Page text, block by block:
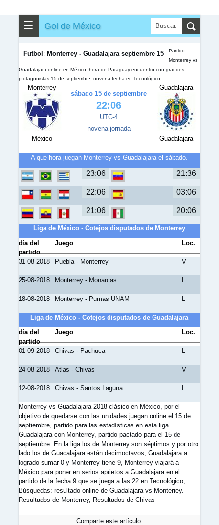
☰ Gol de México
Futbol: Monterrey - Guadalajara septiembre 15
Partido
Monterrey vs
Guadalajara online en México, hora de Paraguay encuentro con grandes
protagonistas 15 de septiembre, novena fecha en Tecnológico
Monterrey
México
sábado 15 de septiembre
22:06
UTC-4
novena jornada
Guadalajara
Guadalajara
A que hora juegan Monterrey vs Guadalajara el sábado.
23:06 21:36
22:06 03:06
21:06 20:06
Liga de México - Cotejos disputados de Monterrey
día del
partido
Juego Loc.
31-08-2018 Puebla - Monterrey V
25-08-2018 Monterrey - Monarcas L
18-08-2018 Monterrey - Pumas UNAM L
Liga de México - Cotejos disputados de Guadalajara
día del
partido
Juego Loc.
01-09-2018 Chivas - Pachuca L
24-08-2018 Atlas - Chivas V
12-08-2018 Chivas - Santos Laguna L
Monterrey vs Guadalajara 2018 clásico en México, por el
objetivo de quedarse con las unidades juegan online el 15 de
septiembre, partido para las estadísticas en esta liga
Guadalajara con Monterrey, partido pactado para el 15 de
septiembre. En la liga los de Monterrey son séptimos y por otro
lado los de Guadalajara están decimoctavos, Guadalajara a
logrado sumar 0 y Monterrey tiene 9, Monterrey viajará a
México para poner en serios aprietos a Guadalajara en el
partido de la fecha 9 que se juega a las 22 en Tecnológico,
Búsquedas: resultado online de Guadalajara vs Monterrey.
Resultados de Monterrey, Resultados de Chivas
Comparte este artículo: